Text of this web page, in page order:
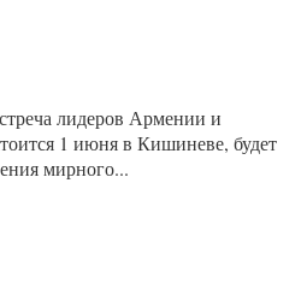
лидеров Армении и
1 июня в Кишиневе, будет
мирного...